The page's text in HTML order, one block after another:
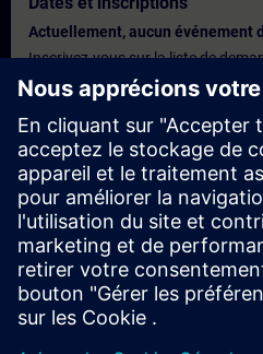
Actuellement, aucun événement
Inscrivez-vous sur la liste de
notification dès que de nouvelles
Activer le service de notification
Offre personnalisée
Vous avez besoin d'une offre
vos données personnelles, nous
une offre personnalisée à votre
Envoyez une offre personnelle